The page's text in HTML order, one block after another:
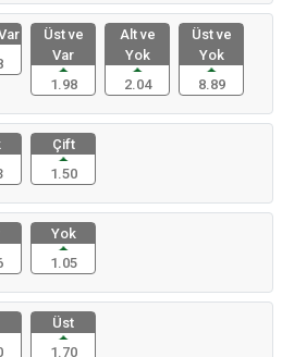
Üst ve
Var
1.98
Alt ve
Yok
2.04
Üst ve
Yok
8.89
Çift
1.50
Yok
1.05
Üst
1.70